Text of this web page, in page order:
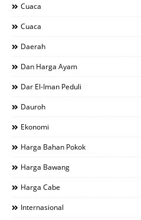
Cuaca
Cuaca
Daerah
Dan Harga Ayam
Dar El-Iman Peduli
Dauroh
Ekonomi
Harga Bahan Pokok
Harga Bawang
Harga Cabe
Internasional